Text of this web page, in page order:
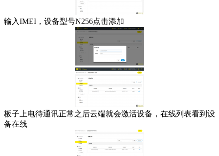
输入IMEI，设备型号N256点击添加
板子上电待通讯正常之后云端就会激活设备，在线列表看到设
备在线